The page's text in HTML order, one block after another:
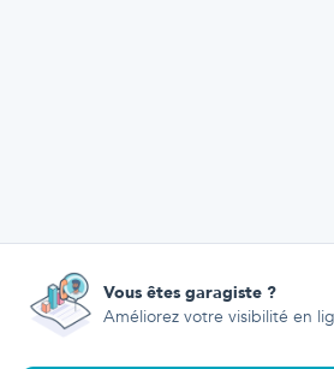
Vous êtes garagiste ?
Améliorez votre visibilité en